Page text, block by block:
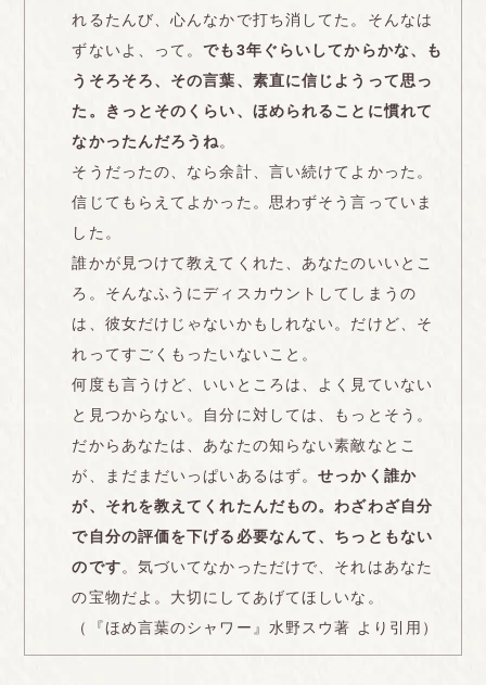
れるたんび、心んなかで打ち消してた。そんなは
ずないよ、って。でも3年ぐらいしてからかな、も
うそろそろ、その言葉、素直に信じようって思っ
た。きっとそのくらい、ほめられることに慣れて
なかったんだろうね。
そうだったの、なら余計、言い続けてよかった。
信じてもらえてよかった。思わずそう言っていま
した。
誰かが見つけて教えてくれた、あなたのいいとこ
ろ。そんなふうにディスカウントしてしまうの
は、彼女だけじゃないかもしれない。だけど、そ
れってすごくもったいないこと。
何度も言うけど、いいところは、よく見ていない
と見つからない。自分に対しては、もっとそう。
だからあなたは、あなたの知らない素敵なとこ
が、まだまだいっぱいあるはず。せっかく誰か
が、それを教えてくれたんだもの。わざわざ自分
で自分の評価を下げる必要なんて、ちっともない
のです。気づいてなかっただけで、それはあなた
の宝物だよ。大切にしてあげてほしいな。
（『ほめ言葉のシャワー』水野スウ著 より引用）